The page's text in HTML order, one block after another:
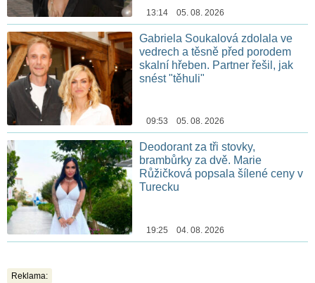
13:14 05. 08. 2026
Gabriela Soukalová zdolala ve
vedrech a těsně před porodem
skalní hřeben. Partner řešil, jak
snést "těhuli"
09:53 05. 08. 2026
Deodorant za tři stovky,
brambůrky za dvě. Marie
Růžičková popsala šílené ceny v
Turecku
19:25 04. 08. 2026
Reklama: